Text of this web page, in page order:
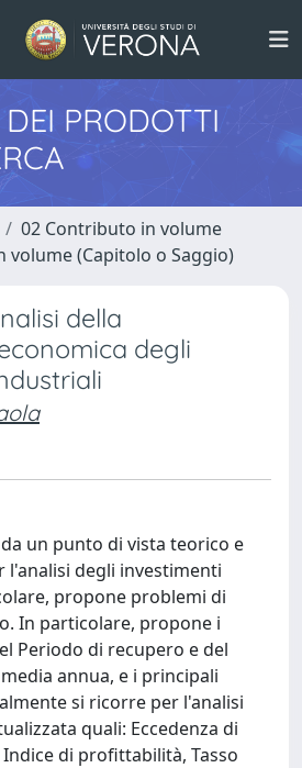
PRODOTTI
02 Contributo in volume
volume (Capitolo o Saggio)
della
degli
un punto di vista teorico e
l'analisi degli investimenti
propone problemi di
In particolare, propone i
Periodo di recupero e del
annua, e i principali
si ricorre per l'analisi
quali: Eccedenza di
di profittabilità, Tasso